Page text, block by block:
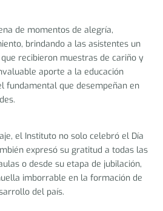
de momentos de alegría,
brindando a las asistentes un
recibieron muestras de cariño y
aporte a la educación
fundamental que desempeñan en
el Instituto no solo celebró el Día
expresó su gratitud a todas las
o desde su etapa de jubilación,
imborrable en la formación de
del país.